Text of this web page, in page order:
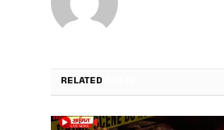
RELATED